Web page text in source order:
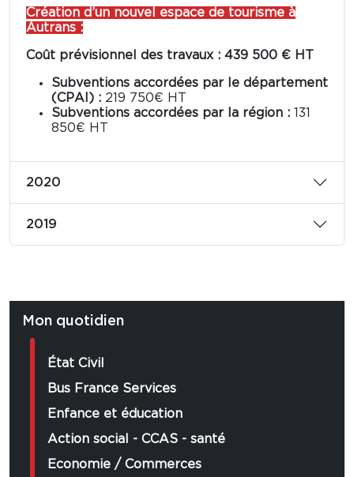
Création d’un nouvel espace de tourisme à
Autrans :
Coût prévisionnel des travaux : 439 500 € HT
Subventions accordées par le département
(CPAI) : 219 750€ HT
Subventions accordées par la région : 131
850€ HT
2020
2019
Mon quotidien
État Civil
Bus France Services
Enfance et éducation
Action social - CCAS - santé
Economie / Commerces